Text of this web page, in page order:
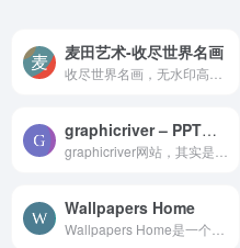
麦田艺术-收尽世界名画
graphicriver – PPT模板素材
Wallpapers Home